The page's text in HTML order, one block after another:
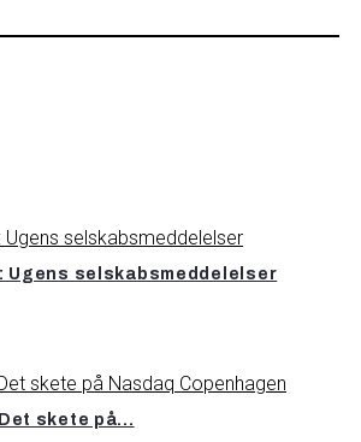
Ugens selskabsmeddelelser
skete på...